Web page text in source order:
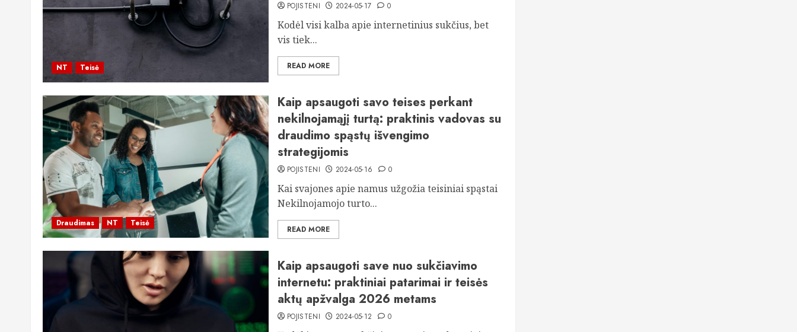
NT Teisė
POJISTENI 2024-05-17 0
Kodėl visi kalba apie internetinius sukčius, bet
vis tiek...
READ MORE
Draudimas NT Teisė
Kaip apsaugoti savo teises perkant
nekilnojamąjį turtą: praktinis vadovas su
draudimo spąstų išvengimo
strategijomis
POJISTENI 2024-05-16 0
Kai svajones apie namus užgožia teisiniai spąstai
Nekilnojamojo turto...
READ MORE
Kaip apsaugoti save nuo sukčiavimo
internetu: praktiniai patarimai ir teisės
aktų apžvalga 2026 metams
POJISTENI 2024-05-12 0